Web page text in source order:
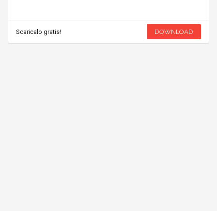
Scaricalo gratis! DOWNLOAD